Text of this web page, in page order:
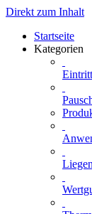
Direkt zum Inhalt
Startseite
Kategorien